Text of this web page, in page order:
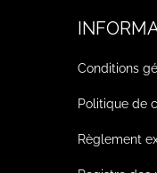
Conditions
Politique de
Règlement